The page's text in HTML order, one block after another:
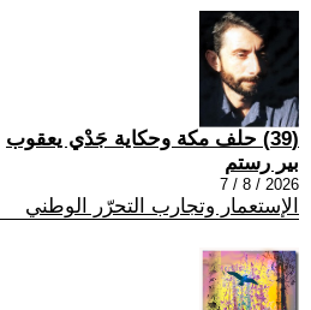
(39) حلف مكة وحكاية جَدْي يعقوب
بير رستم
2026 / 8 / 7
الإستعمار وتجارب التحرّر الوطني